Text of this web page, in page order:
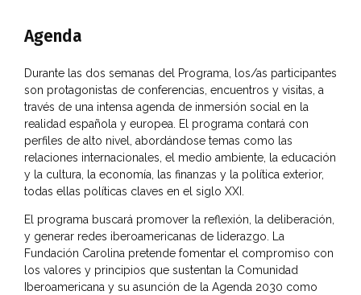
Agenda
Durante las dos semanas del Programa, los/as participantes
son protagonistas de conferencias, encuentros y visitas, a
través de una intensa agenda de inmersión social en la
realidad española y europea. El programa contará con
perfiles de alto nivel, abordándose temas como las
relaciones internacionales, el medio ambiente, la educación
y la cultura, la economía, las finanzas y la política exterior,
todas ellas políticas claves en el siglo XXI.
El programa buscará promover la reflexión, la deliberación,
y generar redes iberoamericanas de liderazgo. La
Fundación Carolina pretende fomentar el compromiso con
los valores y principios que sustentan la Comunidad
Iberoamericana y su asunción de la Agenda 2030 como